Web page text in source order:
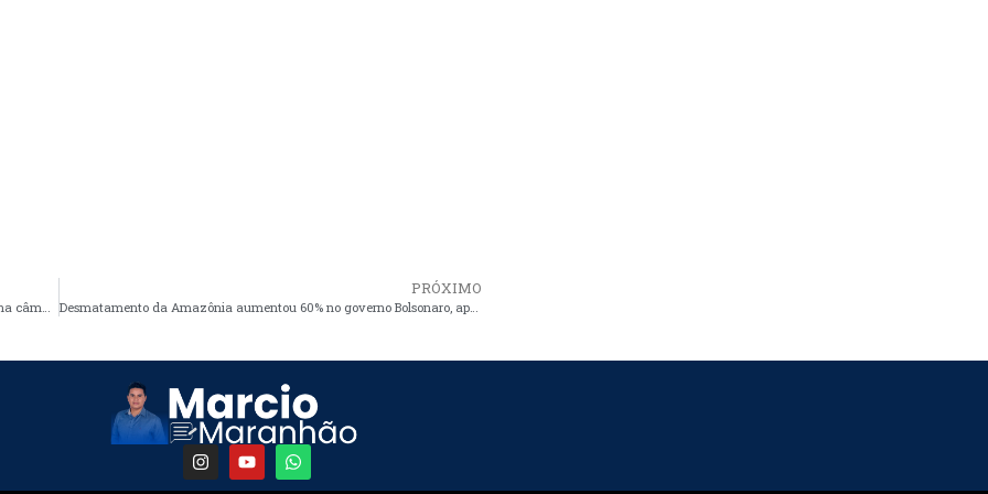
Luciana aposta na divisão, para reeleger seu irmão presidente na câmara de vereadores
PRÓXIMO
Desmatamento da Amazônia aumentou 60% no governo Bolsonaro, aponta Inpe